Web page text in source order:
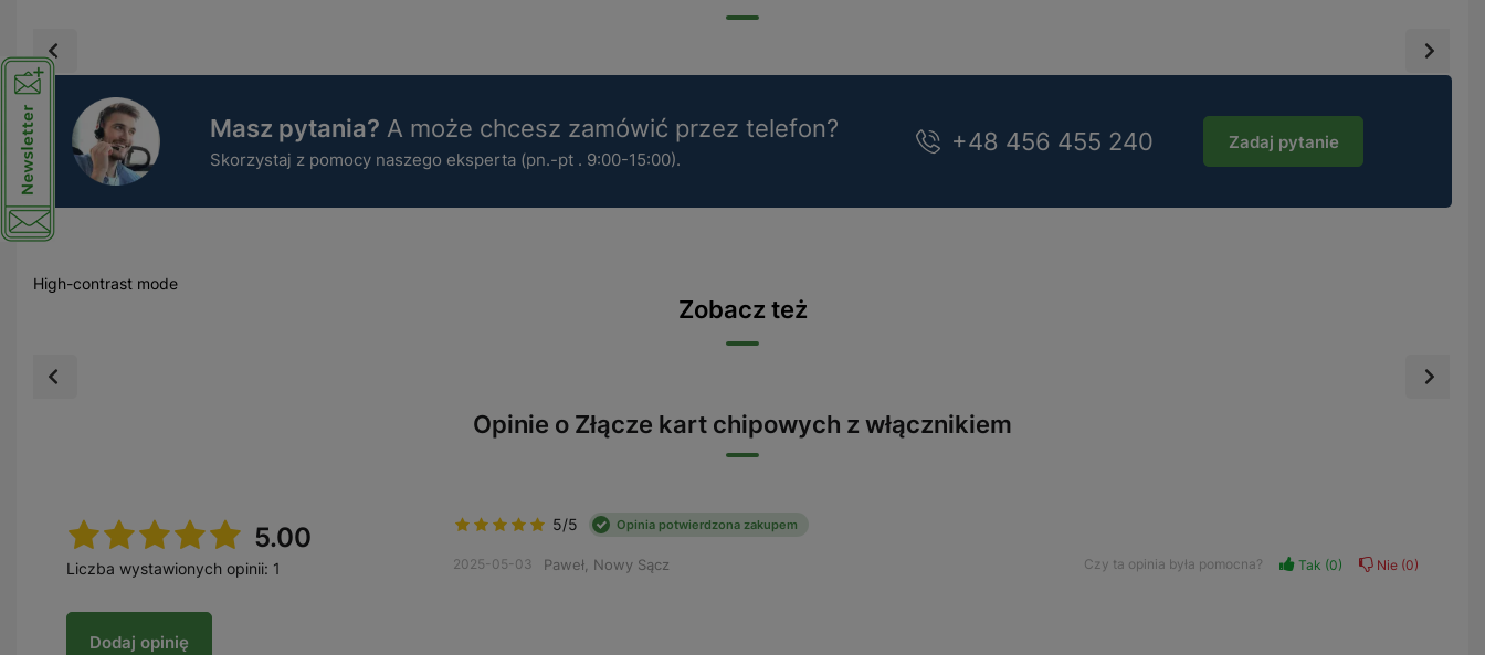
Masz pytania? A może chcesz zamówić przez telefon?
Skorzystaj z pomocy naszego eksperta (pn.-pt . 9:00-15:00).
+48 456 455 240 Zadaj pytanie
High-contrast mode
Zobacz też
Opinie o Złącze kart chipowych z włącznikiem
5.00
Liczba wystawionych opinii: 1
Dodaj opinię
5/5 Opinia potwierdzona zakupem
2025-05-03 Paweł, Nowy Sącz Czy ta opinia była pomocna? Tak 0 Nie 0